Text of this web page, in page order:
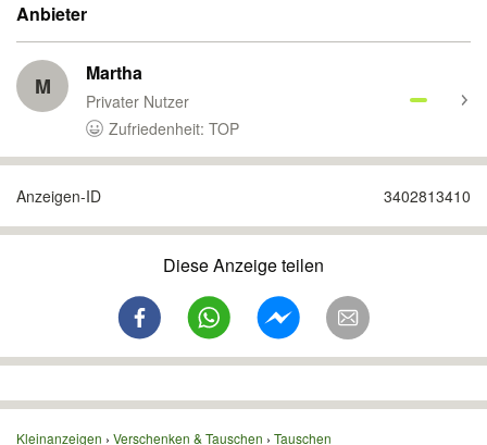
Anbieter
M Martha
Privater Nutzer
Zufriedenheit: TOP
Anzeigen-ID 3402813410
Diese Anzeige teilen
Kleinanzeigen Verschenken & Tauschen Tauschen